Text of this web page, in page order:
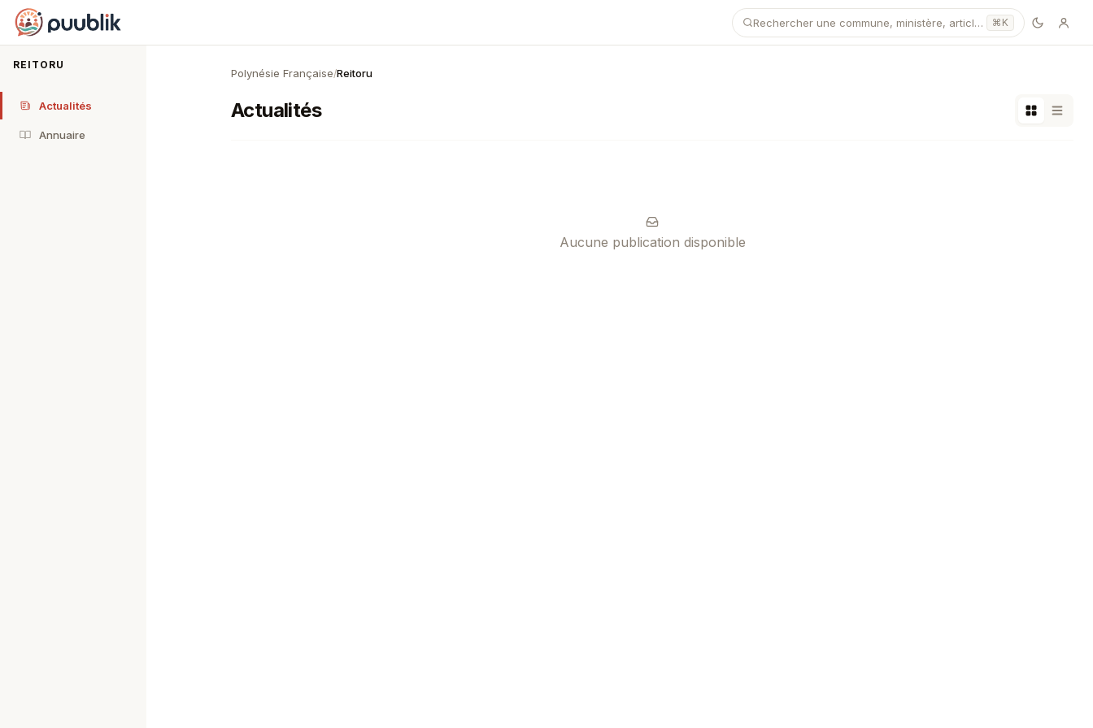
Puublik
Rechercher une commune, ministère, article… ⌘K
REITORU
Actualités
Annuaire
Polynésie Française/Reitoru
Actualités
Aucune publication disponible